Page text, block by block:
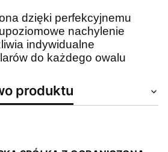
dzięki perfekcyjnemu
nachylenie
indywidualne
do każdego owalu
produktu